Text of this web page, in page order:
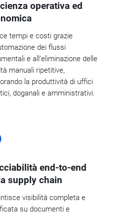
operativa ed
tempi e costi grazie
dei flussi
e all’eliminazione delle
manuali ripetitive,
la produttività di uffici
doganali e amministrativi.
end-to-end
supply chain
visibilità completa e
su documenti e